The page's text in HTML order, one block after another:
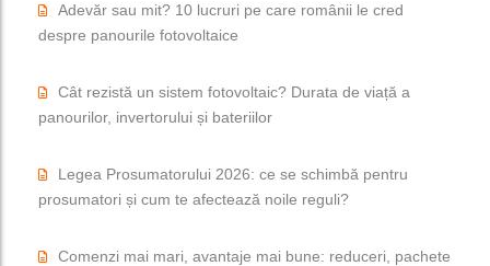
Adevăr sau mit? 10 lucruri pe care românii le cred
despre panourile fotovoltaice
Cât rezistă un sistem fotovoltaic? Durata de viață a
panourilor, invertorului și bateriilor
Legea Prosumatorului 2026: ce se schimbă pentru
prosumatori și cum te afectează noile reguli?
Comenzi mai mari, avantaje mai bune: reduceri, pachete